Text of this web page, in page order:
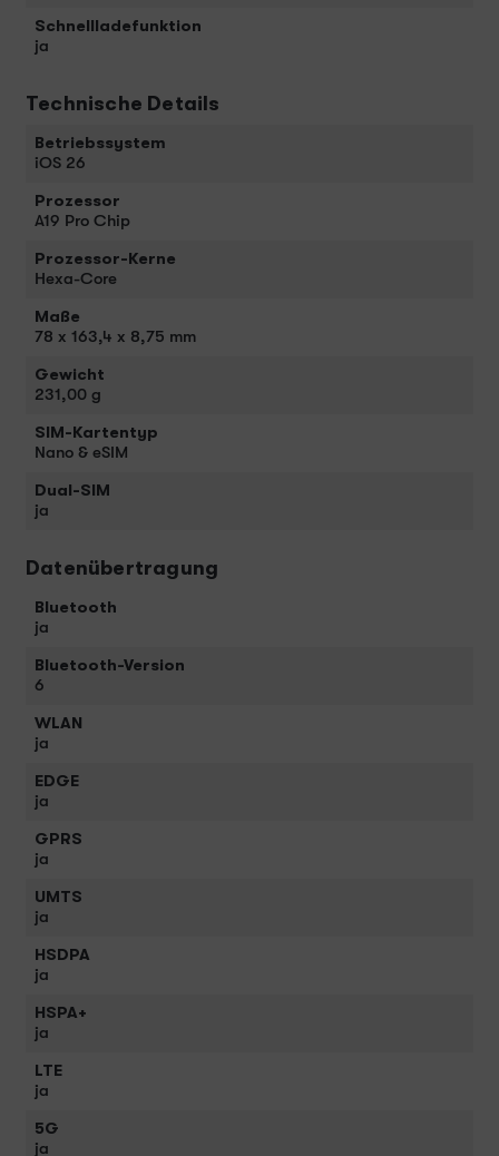
Schnellladefunktion
ja
Technische Details
Betriebssystem
iOS 26
Prozessor
A19 Pro Chip
Prozessor-Kerne
Hexa-Core
Maße
78 x 163,4 x 8,75 mm
Gewicht
231,00 g
SIM-Kartentyp
Nano & eSIM
Dual-SIM
ja
Datenübertragung
Bluetooth
ja
Bluetooth-Version
6
WLAN
ja
EDGE
ja
GPRS
ja
UMTS
ja
HSDPA
ja
HSPA+
ja
LTE
ja
5G
ja